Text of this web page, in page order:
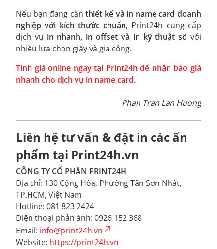
Nếu bạn đang cầnthiết kế và in name card doanh
nghiệp với kích thước chuẩn, Print24h cung cấp
dịch vụ in nhanh, in offset và in kỹ thuật số với
nhiều lựa chọn giấy và gia công.
Tính giá online ngay tại Print24h để nhận báo giá
nhanh cho dịch vụ in name card.
Phan Tran Lan Huong
Liên hệ tư vấn & đặt in các ấn
phẩm tại Print24h.vn
CÔNG TY CỔ PHẦN PRINT24H
Địa chỉ: 130 Cộng Hòa, Phường Tân Sơn Nhất,
TP.HCM, Việt Nam
Hotline: 081 823 2424
Điện thoại phản ánh: 0926 152 368
Email: info@print24h.vn
Website: https://print24h.vn